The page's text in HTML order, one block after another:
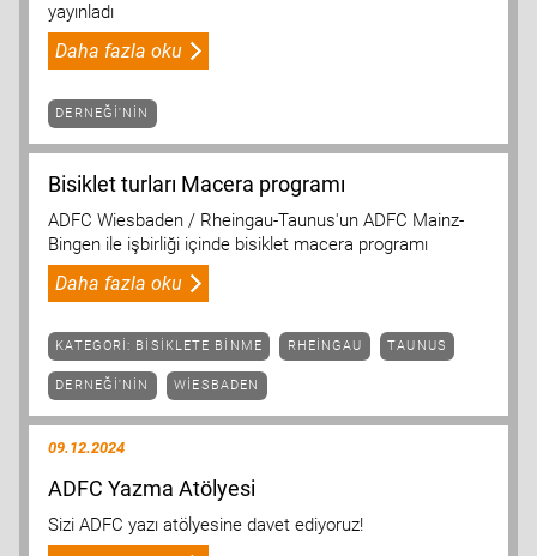
yayınladı
Daha fazla oku
DERNEĞI'NIN
Bisiklet turları Macera programı
ADFC Wiesbaden / Rheingau-Taunus'un ADFC Mainz-
Bingen ile işbirliği içinde bisiklet macera programı
Daha fazla oku
KATEGORI: BISIKLETE BINME RHEINGAU TAUNUS
DERNEĞI'NIN WIESBADEN
09.12.2024
ADFC Yazma Atölyesi
Sizi ADFC yazı atölyesine davet ediyoruz!